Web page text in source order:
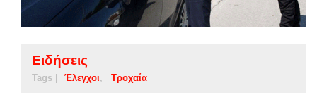
Ειδήσεις
Tags | Έλεγχοι Τροχαία